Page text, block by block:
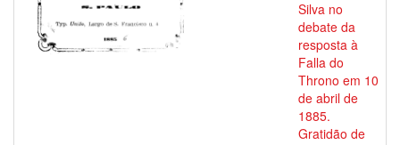
Silva no
debate da
resposta à
Falla do
Throno em 10
de abril de
1885.
Gratidão de